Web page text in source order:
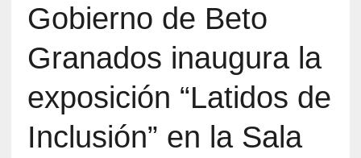
Gobierno de Beto
Granados inaugura la
exposición “Latidos de
Inclusión” en la Sala